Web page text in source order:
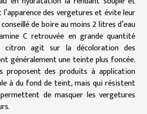
l’apparence des vergetures et évite leur
de boire au moins 2 litres d’eau
C retrouvée en grande quantité
agit sur la décoloration des
généralement une teinte plus foncée.
proposent des produits à application
à du fond de teint, mais qui résistent
permettent de masquer les vergetures